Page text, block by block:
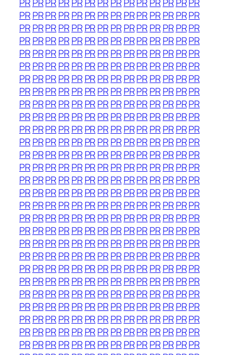
PRPRPRPRPR PRPRPRPRPRPRPR PRPR
PRPRPRPRPR PRPRPRPRPRPRPR PRPR
PRPRPRPRPR PRPRPRPRPRPRPR PRPR
PRPRPRPRPR PRPRPRPRPRPRPR PRPR
PRPRPRPRPR PRPRPRPRPRPRPR PRPR
PRPRPRPRPR PRPRPRPRPRPRPR PRPR
PRPRPRPRPR PRPRPRPRPRPRPR PRPR
PRPRPRPRPR PRPRPRPRPRPRPR PRPR
PRPRPRPRPR PRPRPRPRPRPRPR PRPR
PRPRPRPRPR PRPRPRPRPRPRPR PRPR
PRPRPRPRPR PRPRPRPRPRPRPR PRPR
PRPRPRPRPR PRPRPRPRPRPRPR PRPR
PRPRPRPRPR PRPRPRPRPRPRPR PRPR
PRPRPRPRPR PRPRPRPRPRPRPR PRPR
PRPRPRPRPR PRPRPRPRPRPRPR PRPR
PRPRPRPRPR PRPRPRPRPRPRPR PRPR
PRPRPRPRPR PRPRPRPRPRPRPR PRPR
PRPRPRPRPR PRPRPRPRPRPRPR PRPR
PRPRPRPRPR PRPRPRPRPRPRPR PRPR
PRPRPRPRPR PRPRPRPRPRPRPR PRPR
PRPRPRPRPR PRPRPRPRPRPRPR PRPR
PRPRPRPRPR PRPRPRPRPRPRPR PRPR
PRPRPRPRPR PRPRPRPRPRPRPR PRPR
PRPRPRPRPR PRPRPRPRPRPRPR PRPR
PRPRPRPRPR PRPRPRPRPRPRPR PRPR
PRPRPRPRPR PRPRPRPRPRPRPR PRPR
PRPRPRPRPR PRPRPRPRPRPRPR PRPR